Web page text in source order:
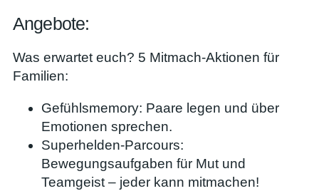
Angebote:
Was erwartet euch? 5 Mitmach-Aktionen für
Familien:
Gefühlsmemory: Paare legen und über
Emotionen sprechen.
Superhelden-Parcours:
Bewegungsaufgaben für Mut und
Teamgeist – jeder kann mitmachen!